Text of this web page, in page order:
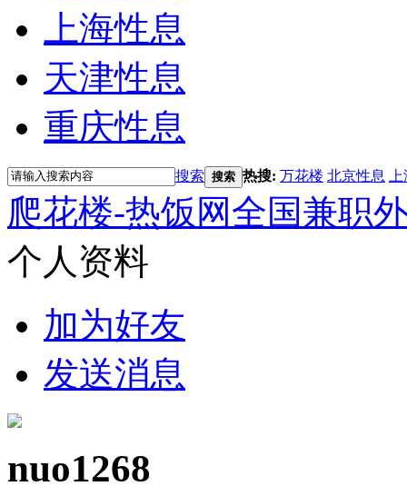
上海性息
天津性息
重庆性息
搜索 搜索 热搜: 万花楼 北京性息
爬花楼-热饭网全国兼职
个人资料
加为好友
发送消息
nuo1268